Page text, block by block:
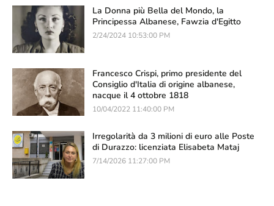
La Donna più Bella del Mondo, la
Principessa Albanese, Fawzia d'Egitto
2/24/2024 10:53:00 PM
Francesco Crispi, primo presidente del
Consiglio d'Italia di origine albanese,
nacque il 4 ottobre 1818
10/04/2022 11:40:00 PM
Irregolarità da 3 milioni di euro alle Poste
di Durazzo: licenziata Elisabeta Mataj
7/14/2026 11:27:00 PM